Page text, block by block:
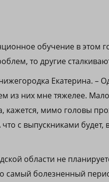
обучение в этом
то другие
Екатерина. –
из них мне тяжелее.
кажется, мимо головы
с выпускниками
области не
самый болезненный